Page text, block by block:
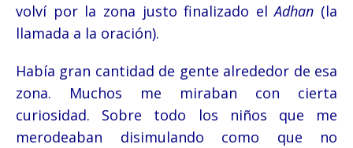
volví por la zona justo finalizado elAdhan (la
llamada a la oración).
Había gran cantidad de gente alrededor de esa
zona. Muchos me miraban con cierta
curiosidad. Sobre todo los niños que me
merodeaban disimulando como que no